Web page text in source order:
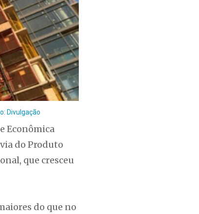
Divulgação
Econômica
do Produto
que cresceu
do que no